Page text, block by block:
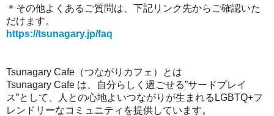
＊その他よくあるご質問は、下記リンク先からご確認いた
だけます。
https://tsunagary.jp/faq
Tsunagary Cafe（つながりカフェ）とは
Tsunagary Cafe は、自分らしく過ごせる”サードプレイ
ス”として、人との心地よいつながりが生まれるLGBTQ+フ
レンドリーなコミュニティを提供しています。